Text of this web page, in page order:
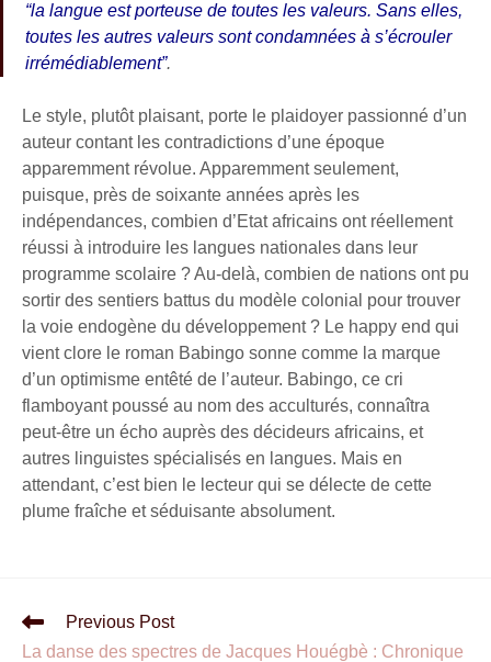
“la langue est porteuse de toutes les valeurs. Sans elles,
toutes les autres valeurs sont condamnées à s’écrouler
irrémédiablement”.
Le style, plutôt plaisant, porte le plaidoyer passionné d’un
auteur contant les contradictions d’une époque
apparemment révolue. Apparemment seulement,
puisque, près de soixante années après les
indépendances, combien d’Etat africains ont réellement
réussi à introduire les langues nationales dans leur
programme scolaire ? Au-delà, combien de nations ont pu
sortir des sentiers battus du modèle colonial pour trouver
la voie endogène du développement ? Le happy end qui
vient clore le roman Babingo sonne comme la marque
d’un optimisme entêté de l’auteur. Babingo, ce cri
flamboyant poussé au nom des acculturés, connaîtra
peut-être un écho auprès des décideurs africains, et
autres linguistes spécialisés en langues. Mais en
attendant, c’est bien le lecteur qui se délecte de cette
plume fraîche et séduisante absolument.
Previous Post
La danse des spectres de Jacques Houégbè : Chronique